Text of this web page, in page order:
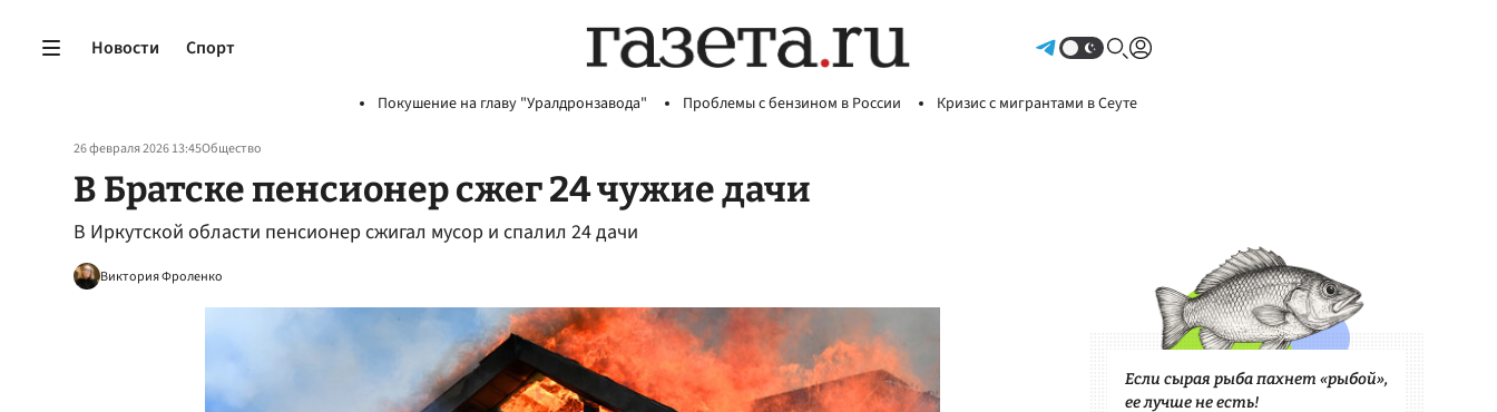
Новости Спорт
Покушение на главу "Уралдронзавода" Проблемы с бензином в России Кризис с мигрантами в Сеуте
26 февраля 2026 13:45Общество
В Братске пенсионер сжег 24 чужие дачи
В Иркутской области пенсионер сжигал мусор и спалил 24 дачи
Виктория Фроленко
Если сырая рыба пахнет «рыбой»,
ее лучше не есть!